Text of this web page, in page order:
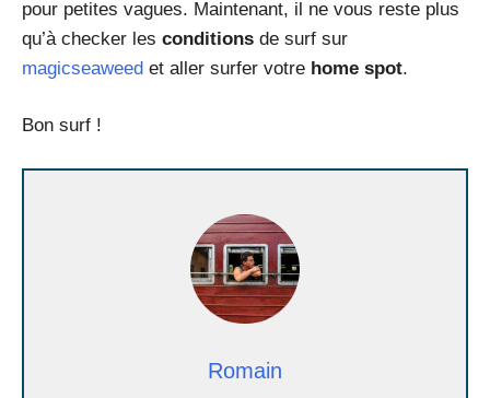
pour petites vagues. Maintenant, il ne vous reste plus
qu’à checker les conditions de surf sur
magicseaweed et aller surfer votre home spot.
Bon surf !
Romain